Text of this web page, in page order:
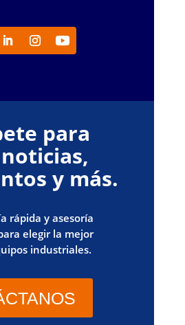
para
y más.
rápida y asesoría
elegir la mejor
industriales.